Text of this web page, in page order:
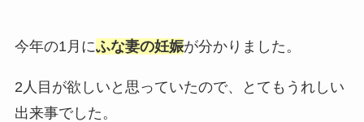
今年の1月にふな妻の妊娠が分かりました。
2人目が欲しいと思っていたので、とてもうれしい
出来事でした。